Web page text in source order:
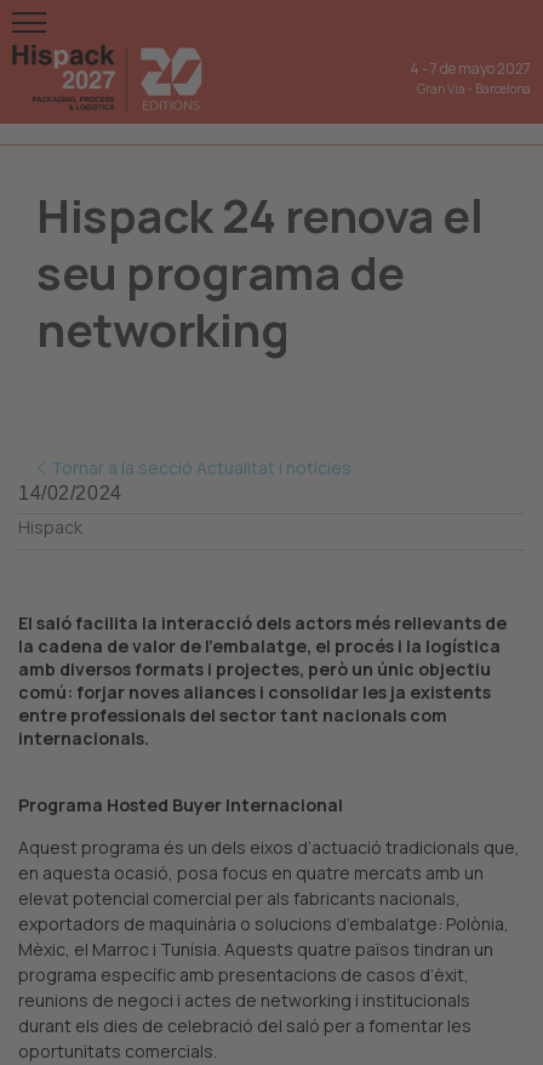
4 -7 de mayo 2027
Gran Via - Barcelona
Hispack 24 renova el
seu programa de
networking
Tornar a la secció Actualitat i notícies
14/02/2024
Hispack
El saló facilita la interacció dels actors més rellevants de
la cadena de valor de l’embalatge, el procés i la logística
amb diversos formats i projectes, però un únic objectiu
comú: forjar noves aliances i consolidar les ja existents
entre professionals del sector tant nacionals com
internacionals.
Programa Hosted Buyer Internacional
Aquest programa és un dels eixos d’actuació tradicionals que,
en aquesta ocasió, posa focus en quatre mercats amb un
elevat potencial comercial per als fabricants nacionals,
exportadors de maquinària o solucions d’embalatge: Polònia,
Mèxic, el Marroc i Tunísia. Aquests quatre països tindran un
programa específic amb presentacions de casos d’èxit,
reunions de negoci i actes de networking i institucionals
durant els dies de celebració del saló per a fomentar les
oportunitats comercials.